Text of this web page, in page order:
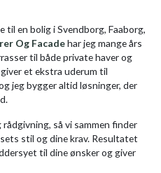
en bolig i Svendborg, Faaborg,
Og Facadehar jeg mange års
til både private haver og
et ekstra uderum til
jeg bygger altid løsninger, der
så vi sammen finder
stil og dine krav. Resultatet
til dine ønsker og giver